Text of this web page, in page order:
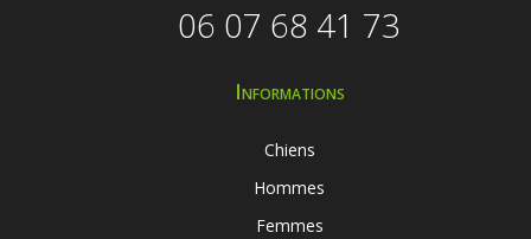
06 07 68 41 73
Informations
Chiens
Hommes
Femmes